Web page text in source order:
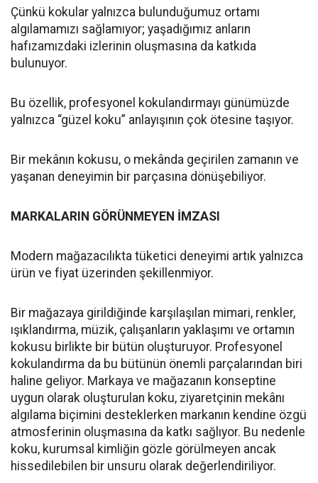
Çünkü kokular yalnızca bulunduğumuz ortamı
algılamamızı sağlamıyor; yaşadığımız anların
hafızamızdaki izlerinin oluşmasına da katkıda
bulunuyor.
Bu özellik, profesyonel kokulandırmayı günümüzde
yalnızca “güzel koku” anlayışının çok ötesine taşıyor.
Bir mekânın kokusu, o mekânda geçirilen zamanın ve
yaşanan deneyimin bir parçasına dönüşebiliyor.
MARKALARIN GÖRÜNMEYEN İMZASI
Modern mağazacılıkta tüketici deneyimi artık yalnızca
ürün ve fiyat üzerinden şekillenmiyor.
Bir mağazaya girildiğinde karşılaşılan mimari, renkler,
ışıklandırma, müzik, çalışanların yaklaşımı ve ortamın
kokusu birlikte bir bütün oluşturuyor. Profesyonel
kokulandırma da bu bütünün önemli parçalarından biri
haline geliyor. Markaya ve mağazanın konseptine
uygun olarak oluşturulan koku, ziyaretçinin mekânı
algılama biçimini desteklerken markanın kendine özgü
atmosferinin oluşmasına da katkı sağlıyor. Bu nedenle
koku, kurumsal kimliğin gözle görülmeyen ancak
hissedilebilen bir unsuru olarak değerlendiriliyor.